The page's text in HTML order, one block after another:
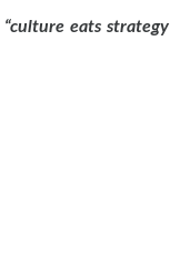
“culture eats strategy